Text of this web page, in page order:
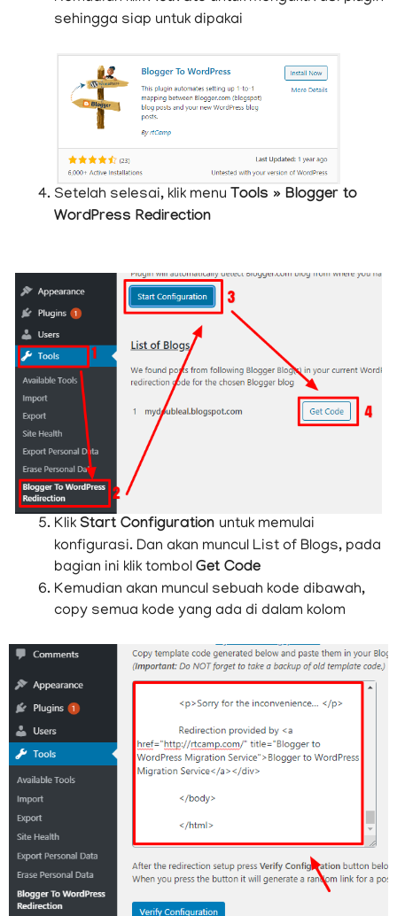
sehingga siap untuk dipakai
Setelah selesai, klik menu Tools » Blogger to
WordPress Redirection
Klik Start Configuration untuk memulai
konfigurasi. Dan akan muncul List of Blogs, pada
bagian ini klik tombol Get Code
Kemudian akan muncul sebuah kode dibawah,
copy semua kode yang ada di dalam kolom